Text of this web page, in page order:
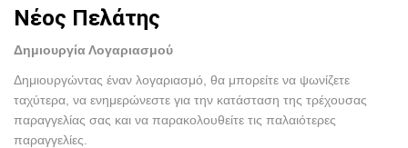
Νέος Πελάτης
Δημιουργία Λογαριασμού
Δημιουργώντας έναν λογαριασμό, θα μπορείτε να ψωνίζετε
ταχύτερα, να ενημερώνεστε για την κατάσταση της τρέχουσας
παραγγελίας σας και να παρακολουθείτε τις παλαιότερες
παραγγελίες.